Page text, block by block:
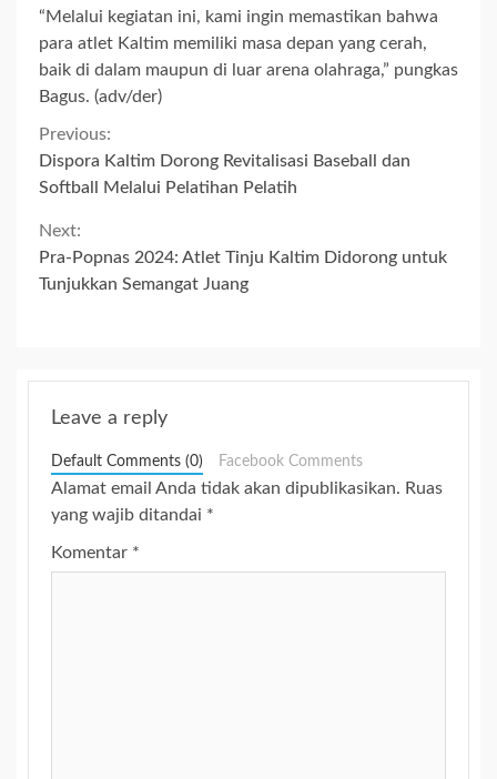
“Melalui kegiatan ini, kami ingin memastikan bahwa
para atlet Kaltim memiliki masa depan yang cerah,
baik di dalam maupun di luar arena olahraga,” pungkas
Bagus. (adv/der)
Continue
Reading
Previous:
Dispora Kaltim Dorong Revitalisasi Baseball dan
Softball Melalui Pelatihan Pelatih
Next:
Pra-Popnas 2024: Atlet Tinju Kaltim Didorong untuk
Tunjukkan Semangat Juang
Leave a reply
Default Comments (0) Facebook Comments
Alamat email Anda tidak akan dipublikasikan. Ruas
yang wajib ditandai *
Komentar *